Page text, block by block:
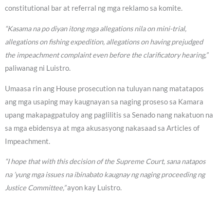
constitutional bar at referral ng mga reklamo sa komite.
“Kasama na po diyan itong mga allegations nila on mini-trial,
allegations on fishing expedition, allegations on having prejudged
the impeachment complaint even before the clarificatory hearing,”
paliwanag ni Luistro.
Umaasa rin ang House prosecution na tuluyan nang matatapos
ang mga usaping may kaugnayan sa naging proseso sa Kamara
upang makapagpatuloy ang paglilitis sa Senado nang nakatuon na
sa mga ebidensya at mga akusasyong nakasaad sa Articles of
Impeachment.
“I hope that with this decision of the Supreme Court, sana natapos
na ’yung mga issues na ibinabato kaugnay ng naging proceeding ng
Justice Committee,”ayon kay Luistro.